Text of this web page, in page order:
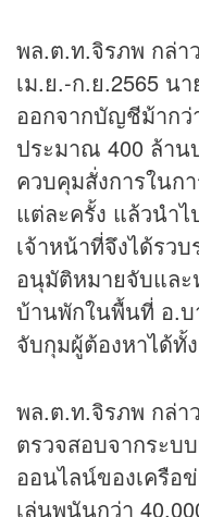
พล.ต.ท.จิรภพ กล่า
เม.ย.-ก.ย.2565 น
ออกจากบัญชีม้ากว่
ประมาณ 400 ล้า
ควบคุมสั่งการในก
แต่ละครั้ง แล้วนำไ
เจ้าหน้าที่จึงได้รว
อนุมัติหมายจับแล
บ้านพักในพื้นที่ อ.
จับกุมผู้ต้องหาได้ทั้
พล.ต.ท.จิรภพ กล่า
ตรวจสอบจากระบ
ออนไลน์ของเครือ
เล่นพนันกว่า